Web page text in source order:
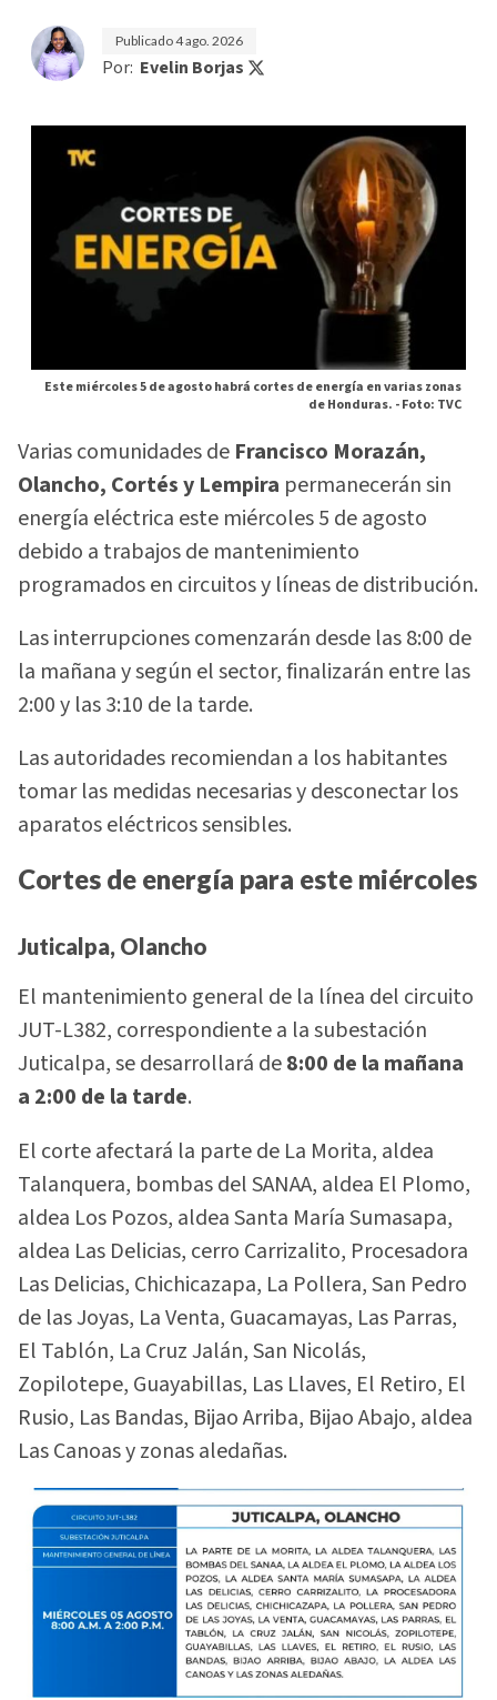
Publicado4 ago. 2026
Por: Evelin Borjas
Este miércoles 5 de agosto habrá cortes de energía en varias zonas
de Honduras. -Foto: TVC
Varias comunidades de Francisco Morazán,
Olancho, Cortés y Lempira permanecerán sin
energía eléctrica este miércoles 5 de agosto
debido a trabajos de mantenimiento
programados en circuitos y líneas de distribución.
Las interrupciones comenzarán desde las 8:00 de
la mañana y según el sector, finalizarán entre las
2:00 y las 3:10 de la tarde.
Las autoridades recomiendan a los habitantes
tomar las medidas necesarias y desconectar los
aparatos eléctricos sensibles.
Cortes de energía para este miércoles
Juticalpa, Olancho
El mantenimiento general de la línea del circuito
JUT-L382, correspondiente a la subestación
Juticalpa, se desarrollará de8:00 de la mañana
a 2:00 de la tarde.
El corte afectará la parte de La Morita, aldea
Talanquera, bombas del SANAA, aldea El Plomo,
aldea Los Pozos, aldea Santa María Sumasapa,
aldea Las Delicias, cerro Carrizalito, Procesadora
Las Delicias, Chichicazapa, La Pollera, San Pedro
de las Joyas, La Venta, Guacamayas, Las Parras,
El Tablón, La Cruz Jalán, San Nicolás,
Zopilotepe, Guayabillas, Las Llaves, El Retiro, El
Rusio, Las Bandas, Bijao Arriba, Bijao Abajo, aldea
Las Canoas y zonas aledañas.